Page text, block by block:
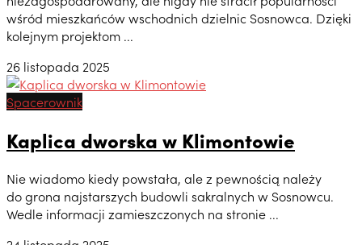
wśród mieszkańców wschodnich dzielnic Sosnowca. Dzięki
kolejnym projektom ...
26 listopada 2025
Spacerownik
Kaplica dworska w Klimontowie
Nie wiadomo kiedy powstała, ale z pewnością należy
do grona najstarszych budowli sakralnych w Sosnowcu.
Wedle informacji zamieszczonych na stronie ...